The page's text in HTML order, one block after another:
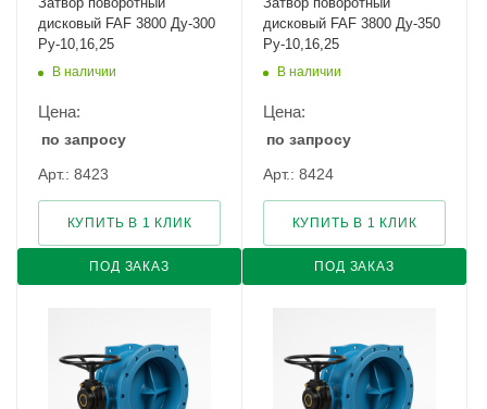
дисковый FAF 3800 Ду-300
Ру-10,16,25
В наличии
Цена:
по запросу
Арт.: 8423
ПОД ЗАКАЗ
КУПИТЬ В 1 КЛИК
дисковый FAF 3800 Ду-350
Ру-10,16,25
В наличии
Цена:
по запросу
Арт.: 8424
ПОД ЗАКАЗ
КУПИТЬ В 1 КЛИК